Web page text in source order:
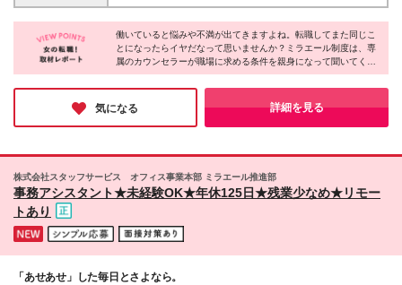
岡山 17万6000円～ 香川 17万5000円～ 北海道 17万
4000円～ 新潟 17万3500円～ 福島 16万9500円～ 山
口/愛媛 16万8500円～ 熊本 16万5500円～ 長崎 16万
同様) 勤務エリア/東京・神奈川・千葉・埼玉・名古
屋・大阪・京都・兵庫 ・札幌・仙台・静岡・福岡 試
ば、長野、富山、静岡、名古屋、金沢、岐阜、三重、
滋賀、京都、大阪、神戸、奈良、広島、岡山、香川、
愛媛、山口、福岡、熊本、長崎、鹿児島の当社取引先
企業での勤務 ◆大手企業で働くチャンス！ ◆転勤な
し/自宅から通える範囲で希望を考慮して決定 ◆キレ
イ＆おしゃれオフィス多数 ◆駅チカで通勤に便利な
エリアも♪ ※配属先によって異なります 【勤務地エリ
アの一例】 東京都……23区内メイン 神奈川県……横
田・淀屋橋・本町・難波 など 兵庫県……神戸市メ
イン・三ノ宮 など 福岡県……博多・天神 など
働いていると悩みや不満が出てきますよね。転職してまた同じこ
とになったらイヤだなって思いませんか？ミラエール制度は、専
属のカウンセラーが職場に求める条件を親身になって聞いてくれ
るみたい！入社してからじゃないとわからないことに悩まされる
心配もなくなりそうですね。女性が長く働くために必要な要素が
詰まった会社だと感じました！
気になる 詳細を見る
株式会社スタッフサービス オフィス事業本部 ミラエール推進部
事務アシスタント★未経験OK★年休125日★残業少なめ★リモー
トあり
「あせあせ」した毎日とさよなら。